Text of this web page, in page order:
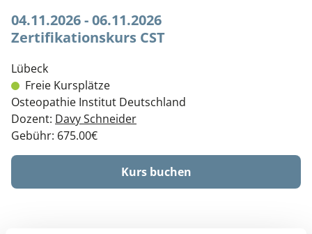
04.11.2026 - 06.11.2026
Zertifikationskurs CST
Lübeck
Freie Kursplätze
Osteopathie Institut Deutschland
Dozent: Davy Schneider
Gebühr: 675.00€
Kurs buchen